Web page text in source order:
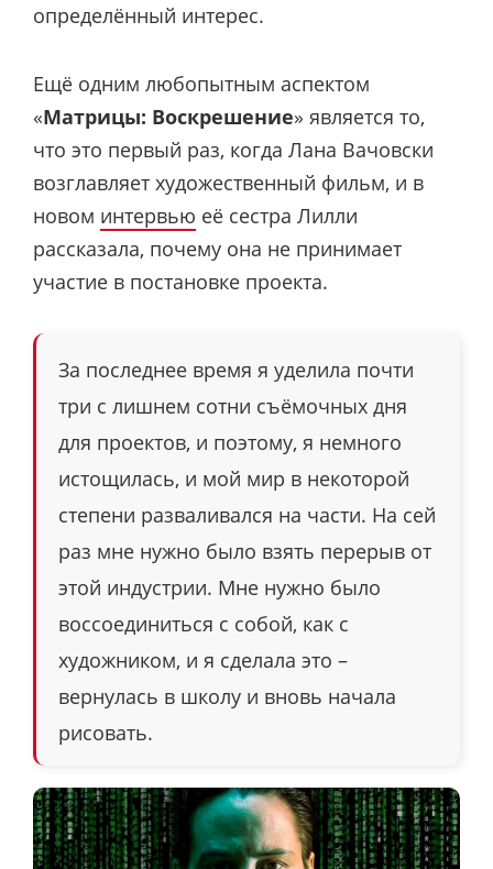
определённый интерес.
Ещё одним любопытным аспектом
«Матрицы: Воскрешение» является то,
что это первый раз, когда Лана Вачовски
возглавляет художественный фильм, и в
новом интервью её сестра Лилли
рассказала, почему она не принимает
участие в постановке проекта.
За последнее время я уделила почти
три с лишнем сотни съёмочных дня
для проектов, и поэтому, я немного
истощилась, и мой мир в некоторой
степени разваливался на части. На сей
раз мне нужно было взять перерыв от
этой индустрии. Мне нужно было
воссоединиться с собой, как с
художником, и я сделала это –
вернулась в школу и вновь начала
рисовать.